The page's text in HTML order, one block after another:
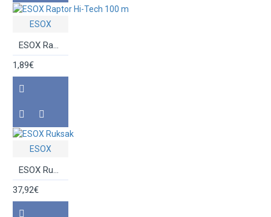
ESOX
ESOX Raptor Hi-Tech 100 m
1,89€
ESOX
ESOX Ruksak
37,92€